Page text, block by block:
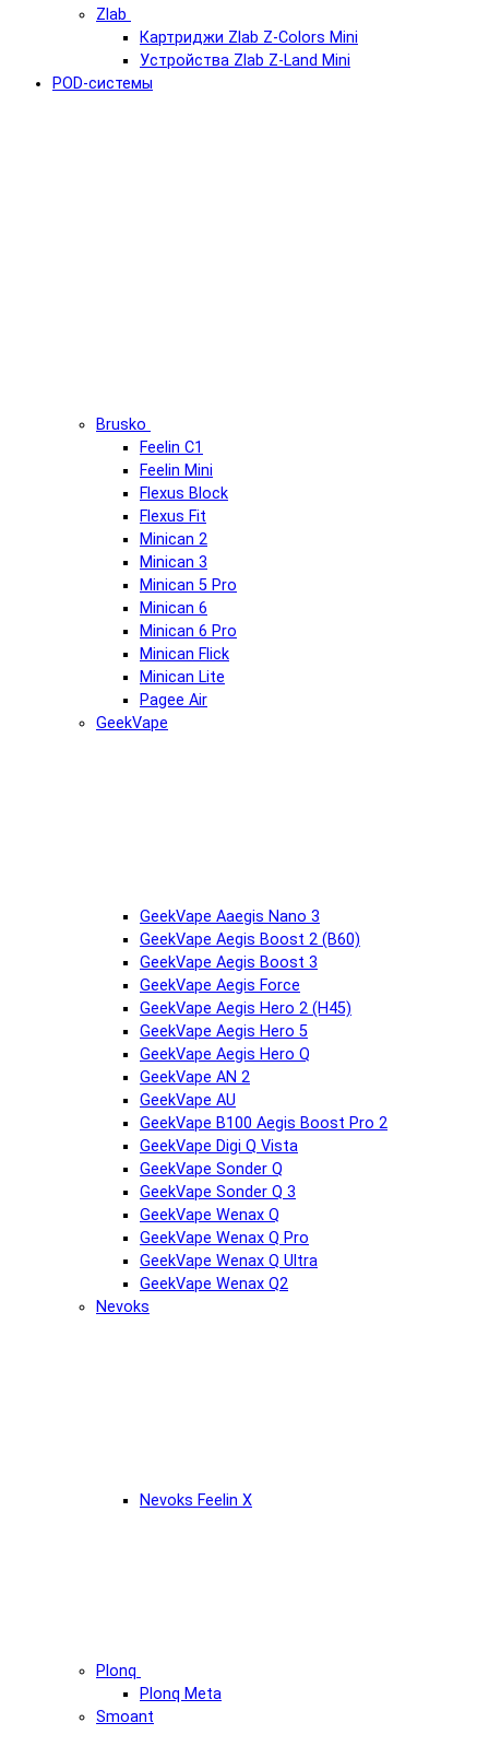
Zlab
Картриджи Zlab Z-Colors Mini
Устройства Zlab Z-Land Mini
POD-системы
Brusko
Feelin C1
Feelin Mini
Flexus Block
Flexus Fit
Minican 2
Minican 3
Minican 5 Pro
Minican 6
Minican 6 Pro
Minican Flick
Minican Lite
Pagee Air
GeekVape
GeekVape Aaegis Nano 3
GeekVape Aegis Boost 2 (B60)
GeekVape Aegis Boost 3
GeekVape Aegis Force
GeekVape Aegis Hero 2 (H45)
GeekVape Aegis Hero 5
GeekVape Aegis Hero Q
GeekVape AN 2
GeekVape AU
GeekVape B100 Aegis Boost Pro 2
GeekVape Digi Q Vista
GeekVape Sonder Q
GeekVape Sonder Q 3
GeekVape Wenax Q
GeekVape Wenax Q Pro
GeekVape Wenax Q Ultra
GeekVape Wenax Q2
Nevoks
Nevoks Feelin X
Plonq
Plonq Meta
Smoant